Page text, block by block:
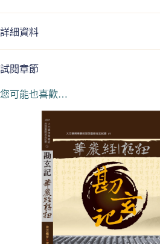
詳細資料
試閱章節
您可能也喜歡…